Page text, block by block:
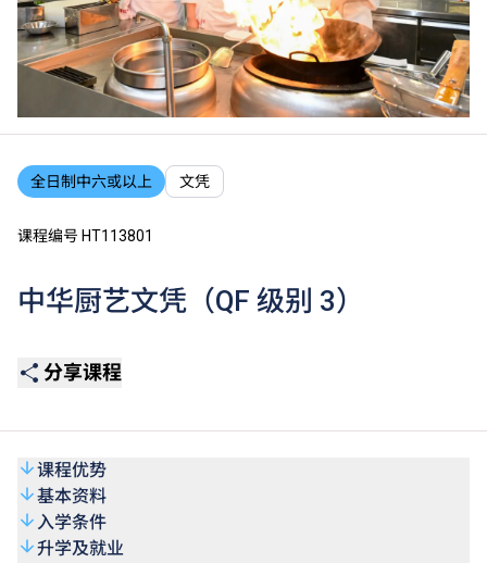
全日制中六或以上 文凭
课程编号 HT113801
中华厨艺文凭（QF 级别 3）
分享课程
课程优势
基本资料
入学条件
升学及就业